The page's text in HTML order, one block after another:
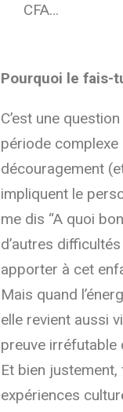
CFA…
Pourquoi le fais-
C’est une
période
découragement
impliquent le
me dis “A quoi
d’autres
apporter à cet
Mais quand
elle revient aussi
preuve irréfutable
Et bien
expériences